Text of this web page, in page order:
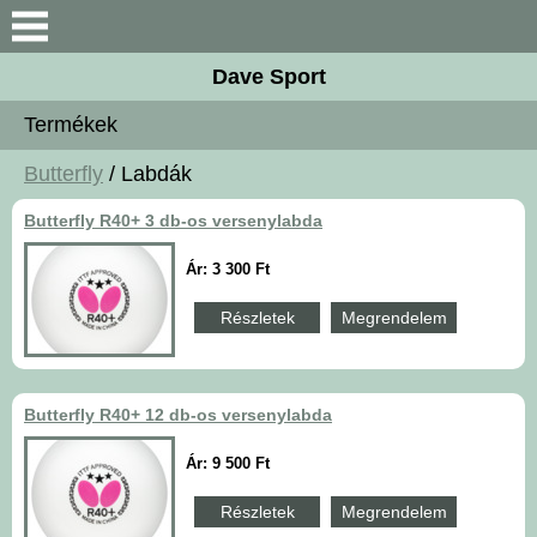
Keresés
Újdonságok
Akciós termékek
Termékek
Rendelés menete
Kontakt
Szoftok
Ütőfák
Dave Sport
Termékek
Butterfly / Labdák
Butterfly R40+ 3 db-os versenylabda
Ár: 3 300 Ft
Részletek Megrendelem
Butterfly R40+ 12 db-os versenylabda
Ár: 9 500 Ft
Részletek Megrendelem